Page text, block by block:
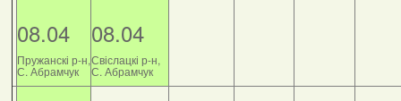
08.04
Пружанскі р-н,
С. Абрамчук
08.04
Свіслацкі р-н,
С. Абрамчук